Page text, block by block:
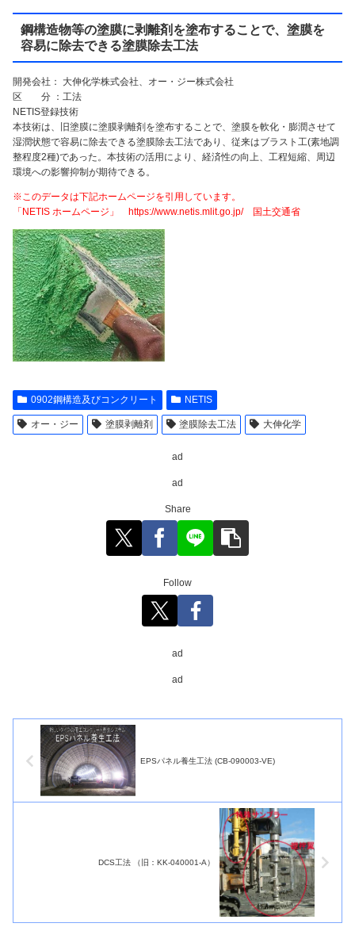
鋼構造物等の塗膜に剥離剤を塗布することで、塗膜を
容易に除去できる塗膜除去工法
開発会社： 大伸化学株式会社、オー・ジー株式会社
区 分 ：工法
NETIS登録技術
本技術は、旧塗膜に塗膜剥離剤を塗布することで、塗膜を軟化・膨潤させて
湿潤状態で容易に除去できる塗膜除去工法であり、従来はブラスト工(素地調
整程度2種)であった。本技術の活用により、経済性の向上、工程短縮、周辺
環境への影響抑制が期待できる。
※このデータは下記ホームページを引用しています。
「NETIS ホームページ」 https://www.netis.mlit.go.jp/ 国土交通省
0902鋼構造及びコンクリート NETIS
オー・ジー 塗膜剥離剤 塗膜除去工法 大伸化学
ad
ad
Share
Follow
ad
ad
EPSパネル養生工法 (CB-090003-VE)
DCS工法 （旧：KK-040001-A）